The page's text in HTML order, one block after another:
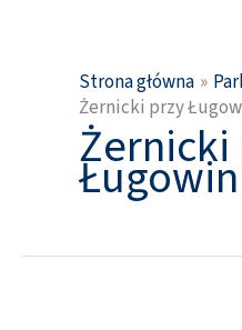
Strona główna
Żernicki przy
Żernicki